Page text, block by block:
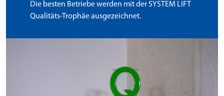
Die besten Betriebe werden mit der SYSTEM LIFT
Qualitäts-Trophäe ausgezeichnet.